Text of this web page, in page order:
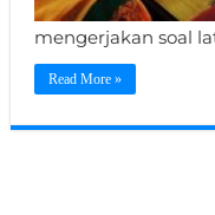
mengerjakan soal
Read More »